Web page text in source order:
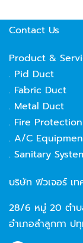
Contact Us
Product &
. Pid Duct
. Fabric Duct
. Metal Duct
. Fire
. A/C
. Sanitary
บริษัท ฟิวเจอร์ เ
28/6 หมู่ 20 ตำบ
อำเภอลำลูกกา ป